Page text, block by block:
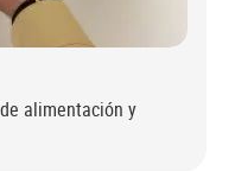
alimentación y